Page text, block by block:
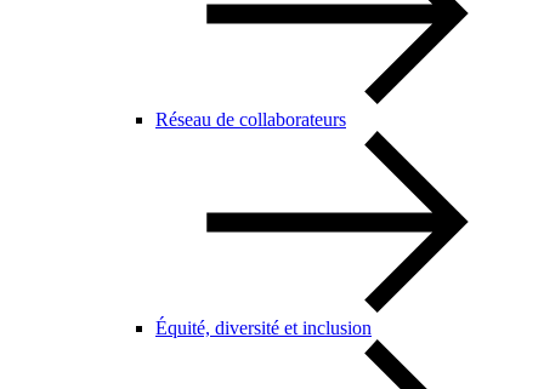
Réseau de collaborateurs
Équité, diversité et inclusion